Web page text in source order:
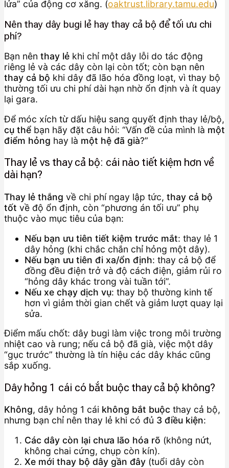
lửa” của động cơ xăng. (oaktrust.library.tamu.edu)
Nên thay dây bugi lẻ hay thay cả bộ để tối ưu chi
phí?
Bạn nên thay lẻ khi chỉ một dây lỗi do tác động
riêng lẻ và các dây còn lại còn tốt; còn bạn nên
thay cả bộ khi dây đã lão hóa đồng loạt, vì thay bộ
thường tối ưu chi phí dài hạn nhờ ổn định và ít quay
lại gara.
Để móc xích từ dấu hiệu sang quyết định thay lẻ/bộ,
cụ thể bạn hãy đặt câu hỏi: “Vấn đề của mình là một
điểm hỏng hay là một hệ đã già?”
Thay lẻ vs thay cả bộ: cái nào tiết kiệm hơn về
dài hạn?
Thay lẻ thắng về chi phí ngay lập tức, thay cả bộ
tốt về độ ổn định, còn “phương án tối ưu” phụ
thuộc vào mục tiêu của bạn:
Nếu bạn ưu tiên tiết kiệm trước mắt: thay lẻ 1
dây hỏng (khi chắc chắn chỉ hỏng một dây).
Nếu bạn ưu tiên đi xa/ổn định: thay cả bộ để
đồng đều điện trở và độ cách điện, giảm rủi ro
“hỏng dây khác trong vài tuần tới”.
Nếu xe chạy dịch vụ: thay bộ thường kinh tế
hơn vì giảm thời gian chết và giảm lượt quay lại
sửa.
Điểm mấu chốt: dây bugi làm việc trong môi trường
nhiệt cao và rung; nếu cả bộ đã già, việc một dây
“gục trước” thường là tín hiệu các dây khác cũng
sắp xuống.
Dây hỏng 1 cái có bắt buộc thay cả bộ không?
Không, dây hỏng 1 cái không bắt buộc thay cả bộ,
nhưng bạn chỉ nên thay lẻ khi có đủ 3 điều kiện:
Các dây còn lại chưa lão hóa rõ (không nứt,
không chai cứng, chụp còn kín).
Xe mới thay bộ dây gần đây (tuổi dây còn